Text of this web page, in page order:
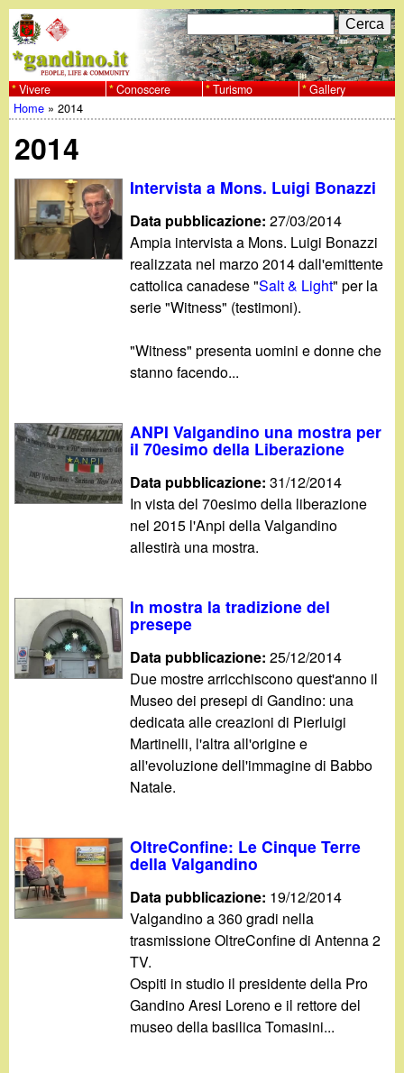
al
contenuto
w
w
w
i
n
t
F
o
r
d
i
r
i
c
e
c
a
C
e
r
c
Vivere Conoscere Turismo Gallery
Tu
sei
qui
Home »2014
2014
Intervista a Mons. Luigi Bonazzi
Data pubblicazione:27/03/2014
Ampia intervista a Mons. Luigi Bonazzi
realizzata nel marzo 2014 dall'emittente
cattolica canadese "Salt & Light" per la
serie "Witness" (testimoni).
"Witness" presenta uomini e donne che
stanno facendo...
ANPI Valgandino una mostra per
il 70esimo della Liberazione
Data pubblicazione:31/12/2014
In vista del 70esimo della liberazione
nel 2015 l'Anpi della Valgandino
allestirà una mostra.
In mostra la tradizione del
presepe
Data pubblicazione:25/12/2014
Due mostre arricchiscono quest'anno il
Museo dei presepi di Gandino: una
dedicata alle creazioni di Pierluigi
Martinelli, l'altra all'origine e
all'evoluzione dell'immagine di Babbo
Natale.
OltreConfine: Le Cinque Terre
della Valgandino
Data pubblicazione: 19/12/2014
Valgandino a 360 gradi nella
trasmissione OltreConfine di Antenna 2
TV.
Ospiti in studio il presidente della Pro
Gandino Aresi Loreno e il rettore del
museo della basilica Tomasini...